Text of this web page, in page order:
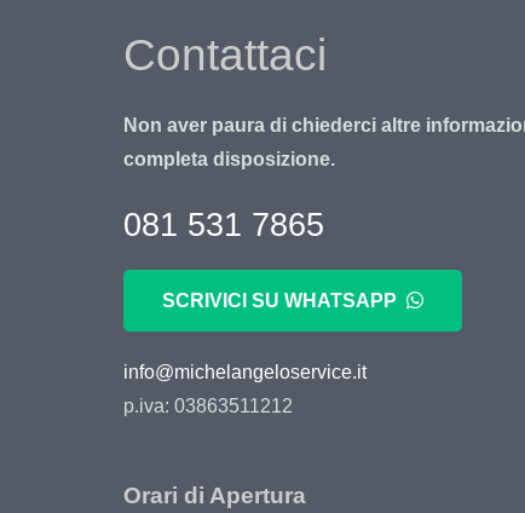
Contattaci
Non aver paura di chiederci altre
completa disposizione.
081 531 7865
SCRIVICI SU WHATSAPP
info@michelangeloservice.it
p.iva: 03863511212
Orari di Apertura